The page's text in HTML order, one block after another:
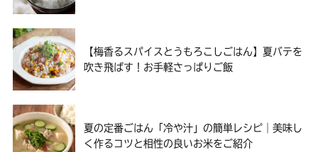
【梅香るスパイスとうもろこしごはん】夏バテを
吹き飛ばす！お手軽さっぱりご飯
夏の定番ごはん「冷や汁」の簡単レシピ｜美味し
く作るコツと相性の良いお米をご紹介